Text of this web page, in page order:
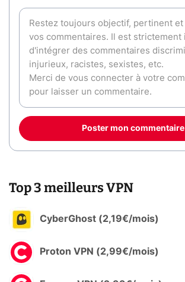
Poster mon commentaire
Top 3 meilleurs VPN
CyberGhost (2,19€/mois)
Proton VPN (2,99€/mois)